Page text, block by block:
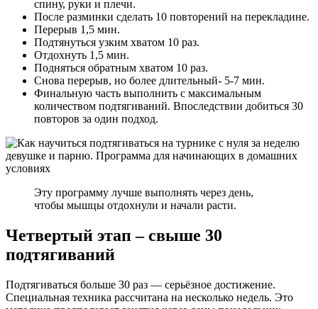
спину, руки и плечи.
После разминки сделать 10 повторений на перекладине.
Перерыв 1,5 мин.
Подтянуться узким хватом 10 раз.
Отдохнуть 1,5 мин.
Подняться обратным хватом 10 раз.
Снова перерыв, но более длительный- 5-7 мин.
Финальную часть выполнить с максимальным
количеством подтягиваний. Впоследствии добиться 30
повторов за один подход.
Эту программу лучше выполнять через день,
чтобы мышцы отдохнули и начали расти.
Четвертый этап – свыше 30
подтягиваний
Подтягиваться больше 30 раз — серьёзное достижение.
Специальная техника рассчитана на несколько недель. Это